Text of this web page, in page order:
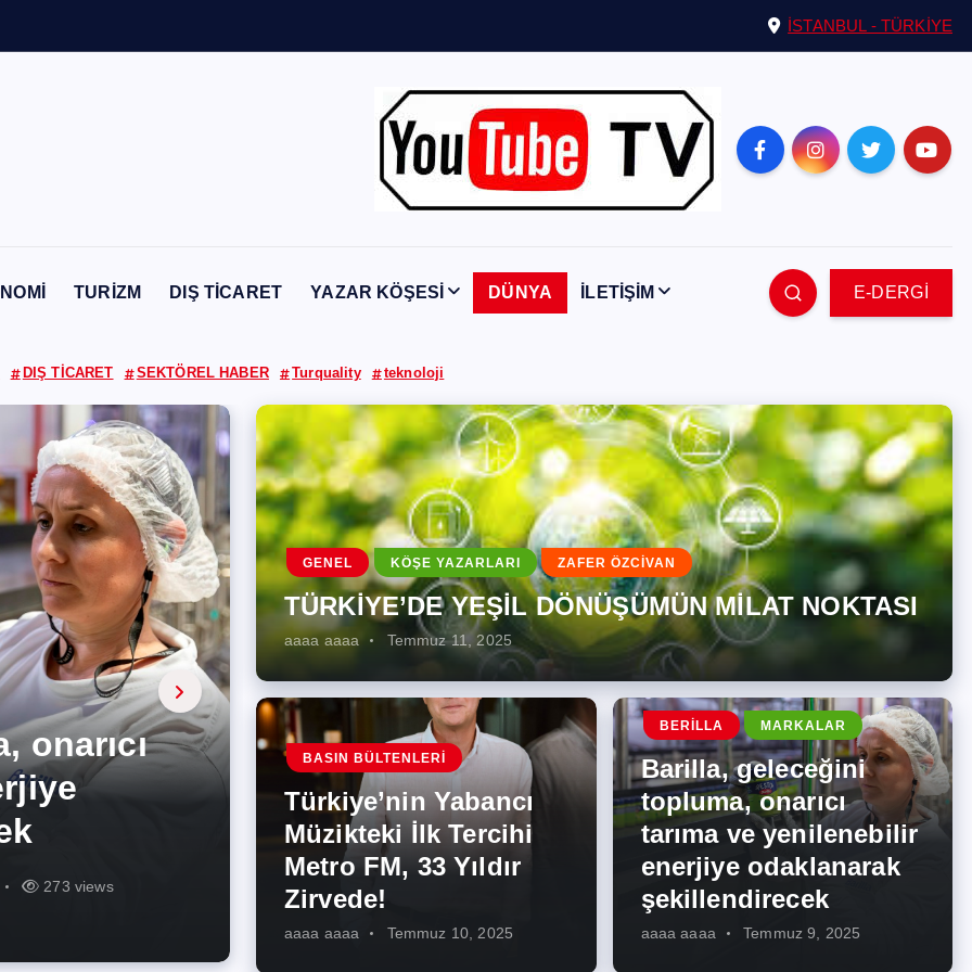
İSTANBUL - TÜRKİYE
TURİZM DIŞ TİCARET YAZAR KÖŞESİ DÜNYA İLETİŞİM E-DERGİ
DIŞ TİCARET SEKTÖREL HABER Turquality teknoloji
342 views
İlk
271 views
onarıcı
273 views
Enerji
İş
285 views
Kısa
225 views
Artması
260 views
GENEL KÖŞE YAZARLARI ZAFER ÖZCİVAN
TÜRKİYE’DE YEŞİL DÖNÜŞÜMÜN MİLAT NOKTASI
aaaa aaaa Temmuz 11, 2025
BASIN BÜLTENLERI
Türkiye’nin Yabancı
Müzikteki İlk Tercihi
Metro FM, 33 Yıldır
Zirvede!
aaaa aaaa Temmuz 10, 2025
BERILLA MARKALAR
Barilla, geleceğini
topluma, onarıcı
tarıma ve yenilenebilir
enerjiye odaklanarak
şekillendirecek
aaaa aaaa Temmuz 9, 2025